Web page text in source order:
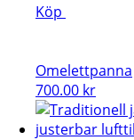
Köp
Omelettpanna
700.00 kr